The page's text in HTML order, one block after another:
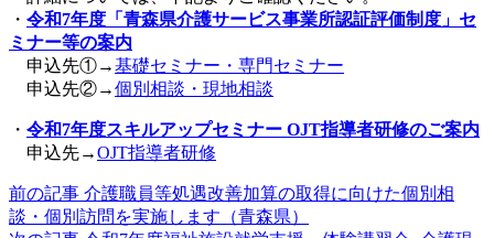
・ 令和7年度「青森県介護サービス事業所認証評価制度」セ
ミナー等の案内
申込先①→基礎セミナー・専門セミナー
申込先②→個別相談・現地相談
・ 令和7年度スキルアップセミナー OJT指導者研修のご案内
申込先→OJT指導者研修
前の記事 介護職員等処遇改善加算の取得に向けた個別相
談・個別訪問を実施します（青森県）